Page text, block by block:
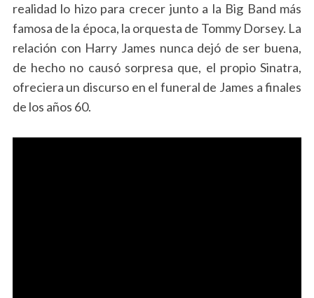
realidad lo hizo para crecer junto a la Big Band más
famosa de la época, la orquesta de Tommy Dorsey. La
relación con Harry James nunca dejó de ser buena,
de hecho no causó sorpresa que, el propio Sinatra,
ofreciera un discurso en el funeral de James a finales
de los años 60.